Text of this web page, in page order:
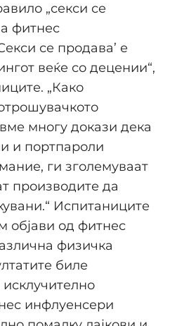
„секси се
фитнес
се продава’ е
веќе со децении“,
„Како
многу докази дека
и портпароли
ги зголемуваат
производите да
Испитаниците
објави од фитнес
физичка
биле
исклучително
инфлуенсери